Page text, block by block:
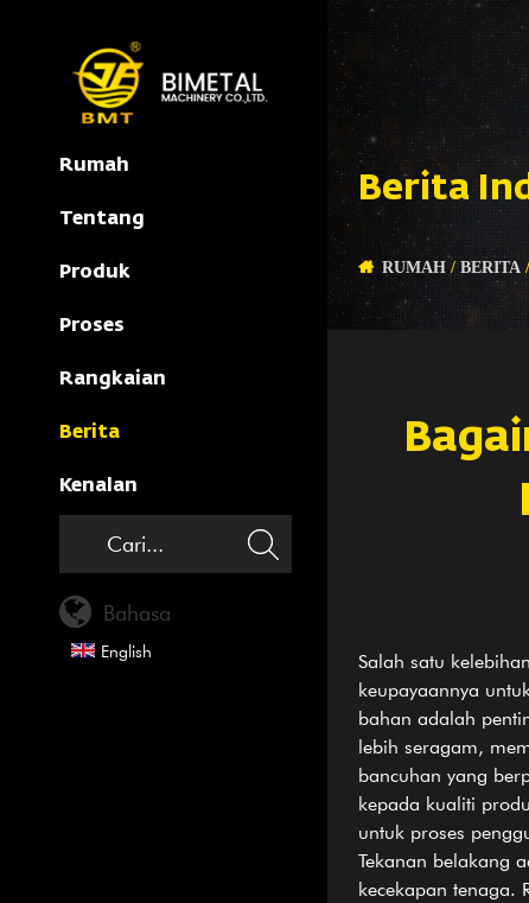
Rumah
Tentang
Produk
Proses
Rangkaian
Berita
Kenalan
Bahasa
English
Berita
RUMAH/ BERITA /
Salah satu
keupayaannya
bahan adalah
lebih seragam,
bancuhan yang
kepada kualiti
untuk proses
Tekanan belakang
kecekapan tenaga.